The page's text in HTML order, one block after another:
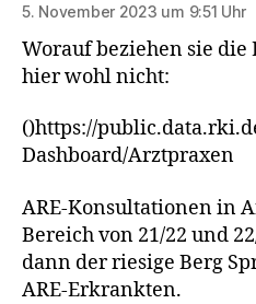
5. November 2023 um 9:51 Uhr
Worauf beziehen sie die
hier wohl nicht:
()https://
Dashboard/Arztpraxen
ARE-Konsultationen in
Bereich von 21/22 und
dann der riesige Berg
ARE-Erkrankten.